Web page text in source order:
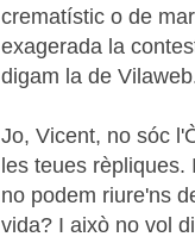
crematístic o de
exagerada la
digam la de
Jo, Vicent, no sóc
les teues
no podem riure'ns
vida? I això no vol